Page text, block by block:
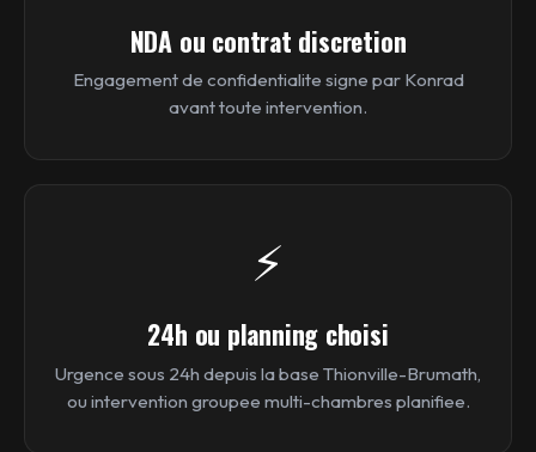
NDA ou contrat discretion
Engagement de confidentialite signe par Konrad
avant toute intervention.
⚡
24h ou planning choisi
Urgence sous 24h depuis la base Thionville-Brumath,
ou intervention groupee multi-chambres planifiee.